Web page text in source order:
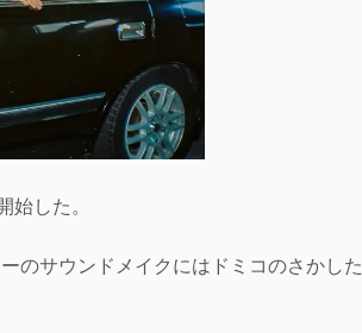
始した。
のサウンドメイクにはドミコのさかした